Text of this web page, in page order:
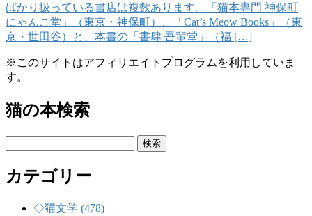
ばかり扱っている書店は複数あります。「猫本専門 神保町
にゃんこ堂」（東京・神保町）、「Cat’s Meow Books」（東
京・世田谷）と、本書の「書肆 吾輩堂」（福 […]
※このサイトはアフィリエイトプログラムを利用していま
す。
猫の本検索
カテゴリー
◇猫文学 (478)